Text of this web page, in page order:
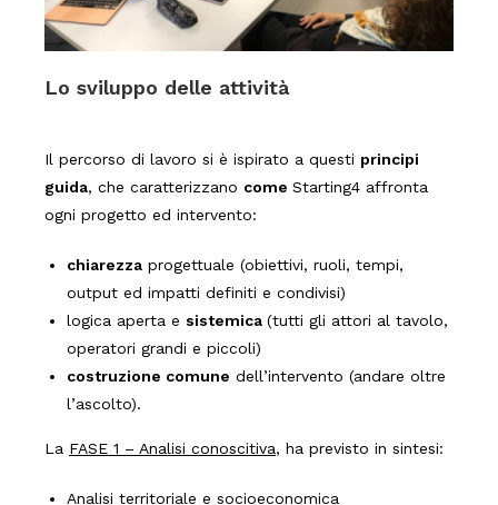
Lo sviluppo delle attività
Il percorso di lavoro si è ispirato a questi principi
guida, che caratterizzano come Starting4 affronta
ogni progetto ed intervento:
chiarezza progettuale (obiettivi, ruoli, tempi,
output ed impatti definiti e condivisi)
logica aperta e sistemica (tutti gli attori al tavolo,
operatori grandi e piccoli)
costruzione comune dell’intervento (andare oltre
l’ascolto).
La FASE 1 – Analisi conoscitiva, ha previsto in sintesi:
Analisi territoriale e socioeconomica